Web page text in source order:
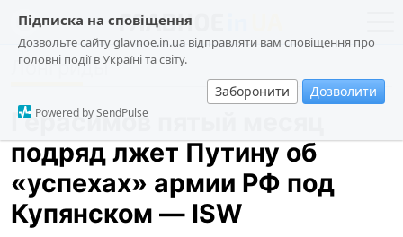
Підписка на сповіщення
Дозвольте сайту glavnoe.in.ua відправляти вам сповіщення про
головні події в Україні та світу.
Заборонити Дозволити
Powered by SendPulse
новости
о проекте
общество
происшествия
криминал
техно
Лонгриды
Герасимов пятый месяц
подряд лжет Путину об
«успехах» армии РФ под
Купянском — ISW